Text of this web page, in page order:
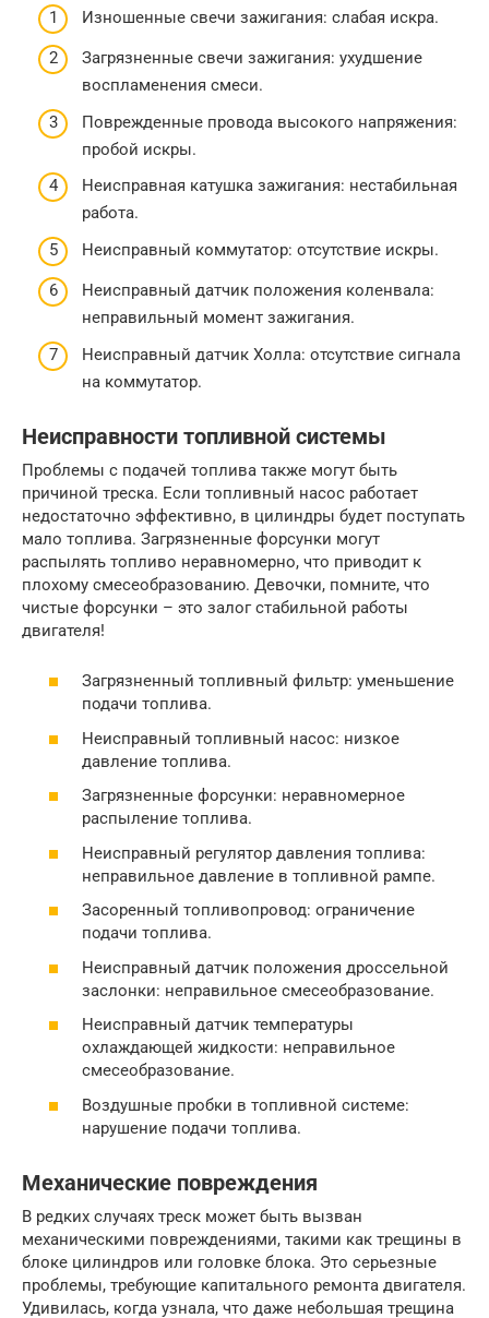
Изношенные свечи зажигания: слабая искра.
Загрязненные свечи зажигания: ухудшение
воспламенения смеси.
Поврежденные провода высокого напряжения:
пробой искры.
Неисправная катушка зажигания: нестабильная
работа.
Неисправный коммутатор: отсутствие искры.
Неисправный датчик положения коленвала:
неправильный момент зажигания.
Неисправный датчик Холла: отсутствие сигнала
на коммутатор.
Неисправности топливной системы
Проблемы с подачей топлива также могут быть
причиной треска. Если топливный насос работает
недостаточно эффективно, в цилиндры будет поступать
мало топлива. Загрязненные форсунки могут
распылять топливо неравномерно, что приводит к
плохому смесеобразованию. Девочки, помните, что
чистые форсунки – это залог стабильной работы
двигателя!
Загрязненный топливный фильтр: уменьшение
подачи топлива.
Неисправный топливный насос: низкое
давление топлива.
Загрязненные форсунки: неравномерное
распыление топлива.
Неисправный регулятор давления топлива:
неправильное давление в топливной рампе.
Засоренный топливопровод: ограничение
подачи топлива.
Неисправный датчик положения дроссельной
заслонки: неправильное смесеобразование.
Неисправный датчик температуры
охлаждающей жидкости: неправильное
смесеобразование.
Воздушные пробки в топливной системе:
нарушение подачи топлива.
Механические повреждения
В редких случаях треск может быть вызван
механическими повреждениями, такими как трещины в
блоке цилиндров или головке блока. Это серьезные
проблемы, требующие капитального ремонта двигателя.
Удивилась, когда узнала, что даже небольшая трещина